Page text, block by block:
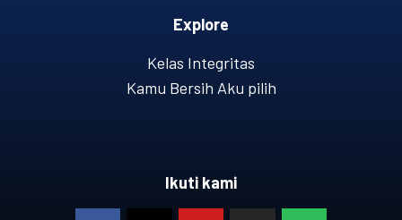
Explore
Kelas Integritas
Kamu Bersih Aku pilih
Ikuti kami